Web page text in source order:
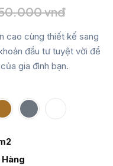
vnđ
cao cùng thiết kế sang
đầu tư tuyệt vời để
gia đình bạn.